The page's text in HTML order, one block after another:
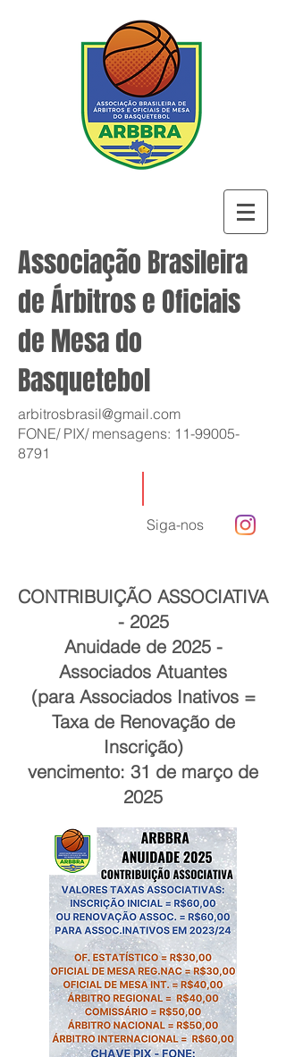
Associação Brasileira
de Árbitros e Oficiais
de Mesa do
Basquetebol
arbitrosbrasil@gmail.com
FONE/ PIX/ mensagens: 11-99005-
8791
Siga-nos
CONTRIBUIÇÃO ASSOCIATIVA
- 2025
Anuidade de 2025 -
Associados Atuantes
(para Associados Inativos =
Taxa de Renovação de
Inscrição)
vencimento: 31 de março de
2025